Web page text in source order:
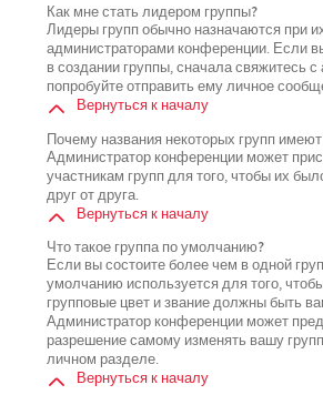
Как мне стать лидером группы?
Лидеры групп обычно назначаются при
администраторами конференции. Если
в создании группы, сначала свяжитесь
попробуйте отправить ему личное
Вернуться к началу
Почему названия некоторых групп
Администратор конференции может
участникам групп для того, чтобы их
друг от друга.
Вернуться к началу
Что такое группа по умолчанию?
Если вы состоите более чем в одной
умолчанию используется для того,
групповые цвет и звание должны быть
Администратор конференции может
разрешение самому изменять вашу
личном разделе.
Вернуться к началу